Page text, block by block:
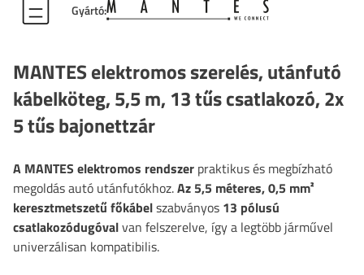
Gyártó:
MANTES elektromos szerelés, utánfutó
kábelköteg, 5,5 m, 13 tűs csatlakozó, 2x
5 tűs bajonettzár
A MANTES elektromos rendszer praktikus és megbízható
megoldás autó utánfutókhoz.Az 5,5 méteres, 0,5 mm²
keresztmetszetű főkábelszabványos 13 pólusú
csatlakozódugóvalvan felszerelve, így a legtöbb járművel
univerzálisan kompatibilis.